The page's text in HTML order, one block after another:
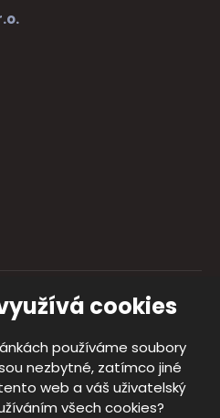
cookies
používáme soubory
nezbytné, zatímco jiné
web a váš uživatelský
všech cookies?
s.r.o.